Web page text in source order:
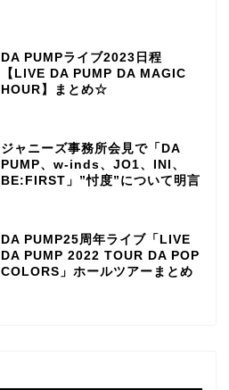
DA PUMPライブ2023日程
【LIVE DA PUMP DA MAGIC
HOUR】まとめ☆
ジャニーズ事務所会見で「DA
PUMP、w-inds、JO1、INI、
BE:FIRST」”忖度”について明言
DA PUMP25周年ライブ「LIVE
DA PUMP 2022 TOUR DA POP
COLORS」ホールツアーまとめ